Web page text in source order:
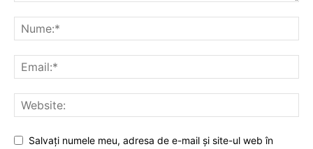
Salvați numele meu, adresa de e-mail și site-ul web în